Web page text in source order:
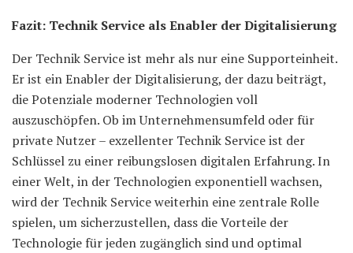
Fazit: Technik Service als Enabler der Digitalisierung
Der Technik Service ist mehr als nur eine Supporteinheit.
Er ist ein Enabler der Digitalisierung, der dazu beiträgt,
die Potenziale moderner Technologien voll
auszuschöpfen. Ob im Unternehmensumfeld oder für
private Nutzer – exzellenter Technik Service ist der
Schlüssel zu einer reibungslosen digitalen Erfahrung. In
einer Welt, in der Technologien exponentiell wachsen,
wird der Technik Service weiterhin eine zentrale Rolle
spielen, um sicherzustellen, dass die Vorteile der
Technologie für jeden zugänglich sind und optimal